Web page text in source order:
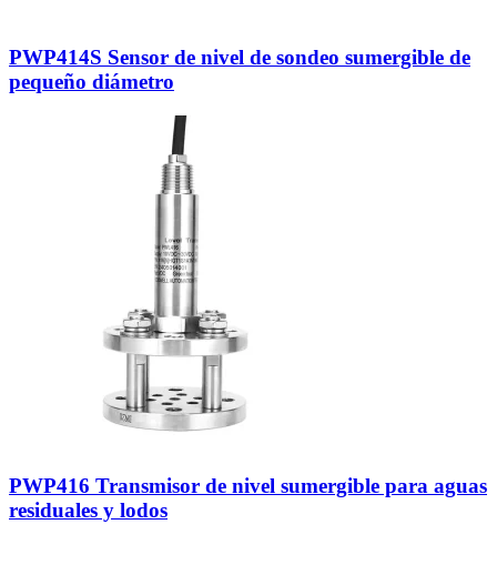
PWP414S Sensor de nivel de sondeo sumergible de
pequeño diámetro
PWP416 Transmisor de nivel sumergible para aguas
residuales y lodos